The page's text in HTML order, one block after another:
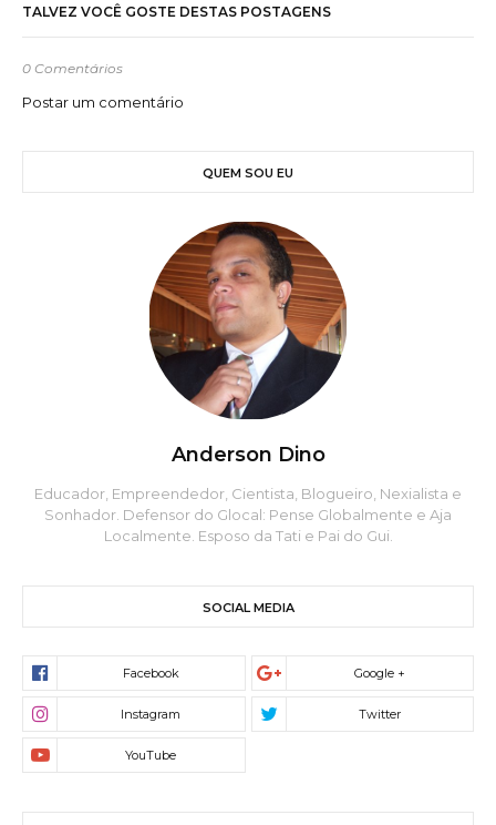
TALVEZ VOCÊ GOSTE DESTAS POSTAGENS
0 Comentários
Postar um comentário
QUEM SOU EU
Anderson Dino
Educador, Empreendedor, Cientista, Blogueiro, Nexialista e
Sonhador. Defensor do Glocal: Pense Globalmente e Aja
Localmente. Esposo da Tati e Pai do Gui.
SOCIAL MEDIA